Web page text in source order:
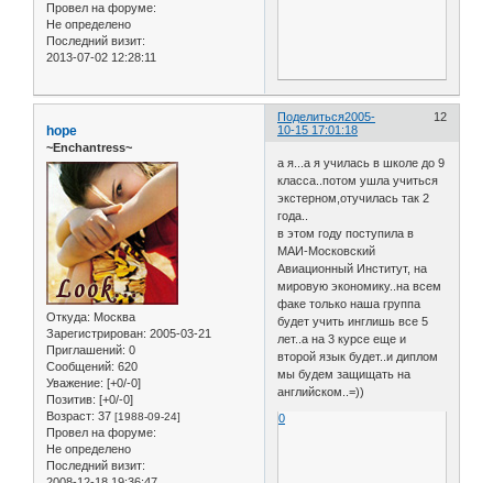
Провел на форуме:
Не определено
Последний визит:
2013-07-02 12:28:11
Поделиться 12
2005-
10-15 17:01:18
hope
~Enchantress~
Откуда: Москва
Зарегистрирован: 2005-03-21
Приглашений: 0
Сообщений: 620
Уважение: [+0/-0]
Позитив: [+0/-0]
Возраст: 37 [1988-09-24]
Провел на форуме:
Не определено
Последний визит:
а я...а я училась в школе до 9
класса..потом ушла учиться
экстерном,отучилась так 2
года..
в этом году поступила в
МАИ-Московский
Авиационный Институт, на
мировую экономику..на всем
факе только наша группа
будет учить инглишь все 5
лет..а на 3 курсе еще и
второй язык будет..и диплом
мы будем защищать на
английском..=))
0